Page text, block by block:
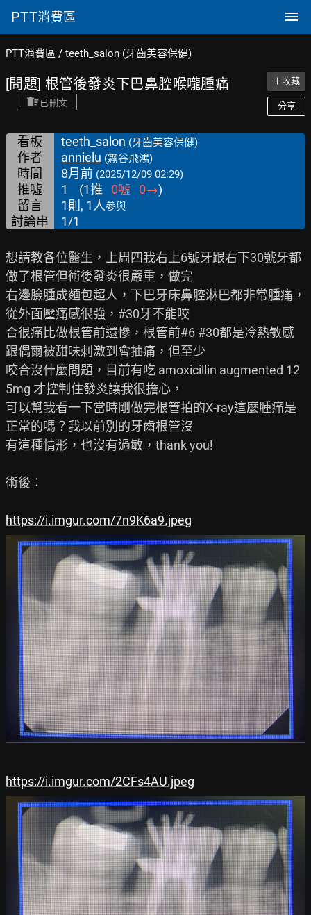
PTT消費區
PTT消費區 / teeth_salon (牙齒美容保健)
[問題] 根管後發炎下巴鼻腔喉嚨腫痛
已刪文
＋收藏
分享
看板 teeth_salon (牙齒美容保健)
作者 annielu (霧谷飛鴻)
時間 8月前 (2025/12/09 02:29)
推噓 1 (1推 0噓 0→)
留言
1則, 1人參與
討論串 1/1
想請教各位醫生，上周四我右上6號牙跟右下30號牙都
做了根管但術後發炎很嚴重，做完
右邊臉腫成麵包超人，下巴牙床鼻腔淋巴都非常腫痛，
從外面壓痛感很強，#30牙不能咬
合很痛比做根管前還慘，根管前#6 #30都是冷熱敏感
跟偶爾被甜味刺激到會抽痛，但至少
咬合沒什麼問題，目前有吃 amoxicillin augmented 12
5mg 才控制住發炎讓我很擔心，
可以幫我看一下當時剛做完根管拍的X-ray這麼腫痛是
正常的嗎？我以前別的牙齒根管沒
有這種情形，也沒有過敏，thank you!
術後：
https://i.imgur.com/7n9K6a9.jpeg
https://i.imgur.com/2CFs4AU.jpeg